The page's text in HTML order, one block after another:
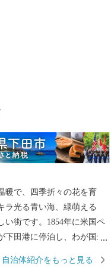
暖で、四季折々の花を育
ラ光る青い海、緑萌える
い街です。1854年に米国ペ
下田港に停泊し、わが国最
る温泉や、豊かな自然の恵
自治体紹介をもっと見る